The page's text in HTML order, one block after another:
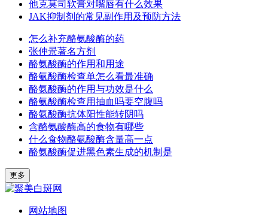
他克莫司软膏对嘴唇有什么效果
JAK抑制剂的常见副作用及预防方法
怎么补充酪氨酸酶的药
张仲景著名方剂
酪氨酸酶的作用和用途
酪氨酸酶检查单怎么看最准确
酪氨酸酶的作用与功效是什么
酪氨酸酶检查用抽血吗要空腹吗
酪氨酸酶抗体阳性能转阴吗
含酪氨酸酶高的食物有哪些
什么食物酪氨酸酶含量高一点
酪氨酸酶促进黑色素生成的机制是
更多
网站地图